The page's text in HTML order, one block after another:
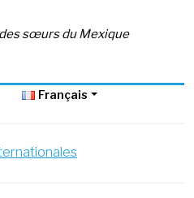
sœurs du Mexique
Français